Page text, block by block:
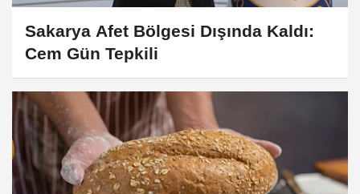
Sakarya Afet Bölgesi Dışında Kaldı:
Cem Gün Tepkili